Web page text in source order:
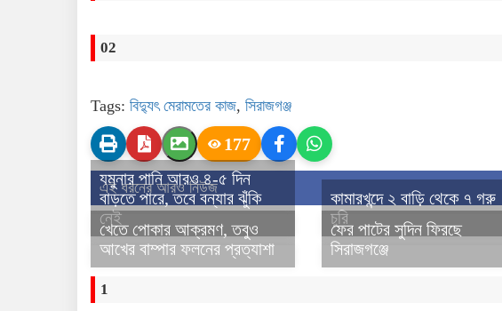
02
Tags: বিদ্যুৎ মেরামতের কাজ, সিরাজগঞ্জ
177
এই ধরনের আরও নিউজ
যমুনার পানি আরও ৪-৫ দিন
বাড়তে পারে, তবে বন্যার ঝুঁকি
নেই
কামারখন্দে ২ বাড়ি থেকে ৭ গরু
চুরি
খেতে পোকার আক্রমণ, তবুও
আখের বাম্পার ফলনের প্রত্যাশা
ফের পাটের সুদিন ফিরছে
সিরাজগঞ্জে
1